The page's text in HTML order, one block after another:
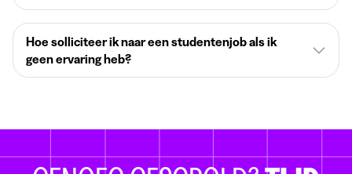
Hoe solliciteer ik naar een studentenjob als ik
geen ervaring heb?